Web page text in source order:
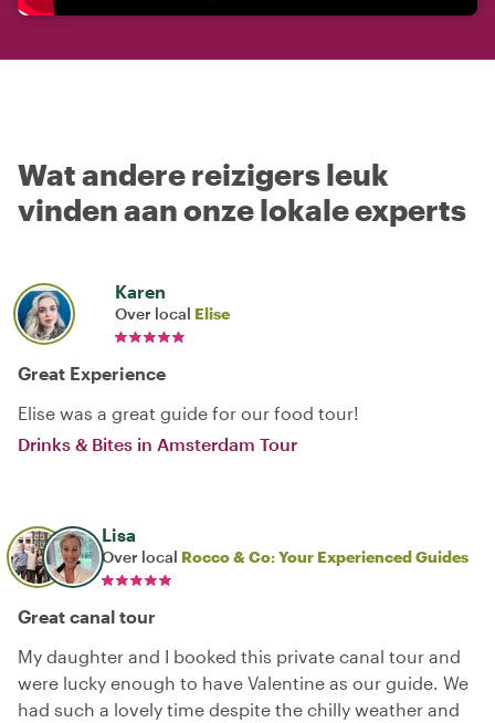
Wat andere reizigers leuk
vinden aan onze lokale experts
Karen
Over local Elise
Great Experience
Elise was a great guide for our food tour!
Drinks & Bites in Amsterdam Tour
Lisa
Over local Rocco & Co: Your Experienced Guides
Great canal tour
My daughter and I booked this private canal tour and
were lucky enough to have Valentine as our guide. We
had such a lovely time despite the chilly weather and